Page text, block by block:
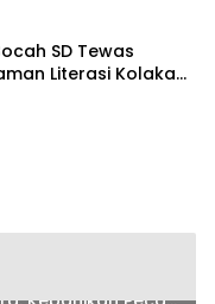
SD Tewas
Literasi Kolaka
Buka Pintu